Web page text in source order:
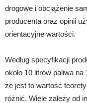
drogowe i obciążenie
producenta oraz opinii
orientacyjne wartości.
Według specyfikacji
około 10 litrów paliwa
że jest to wartość
różnić. Wiele zależy od